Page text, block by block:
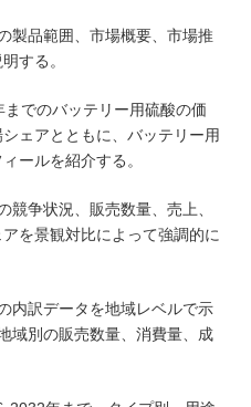
製品範囲、市場概要、市場推
する。
でのバッテリー用硫酸の価
ェアとともに、バッテリー用
ールを紹介する。
競争状況、販売数量、売上、
を景観対比によって強調的に
内訳データを地域レベルで示
域別の販売数量、消費量、成